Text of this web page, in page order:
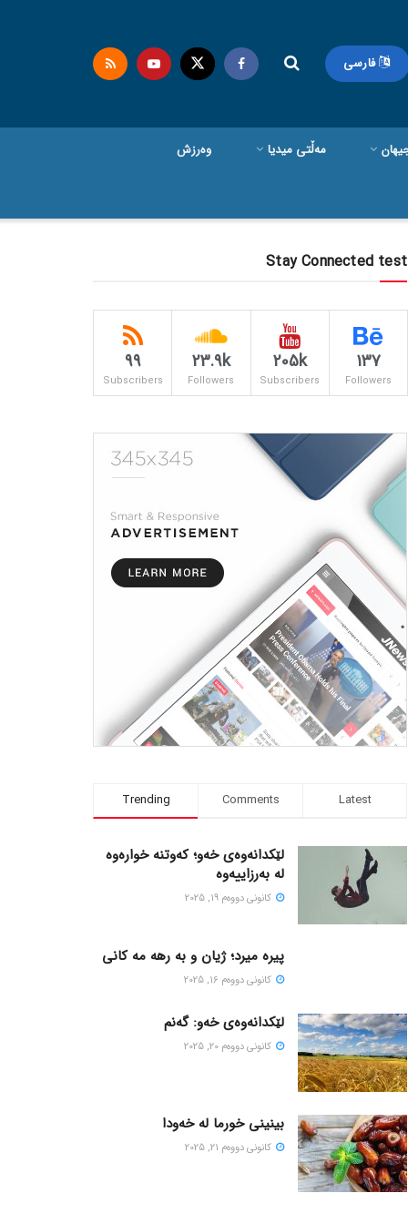
فارسی
مەڵتی میدیا وەرزش
Stay Connected test
137
Followers
205k
Subscribers
23.9k
Followers
99
Subscribers
Trending Comments Latest
لێکدانەوەی خەو؛ کەوتنە خوارەوە
لە بەرزاییەوە
كانونی دووه‌م 19, 2025
پیره میرد؛ ژیان و به رهه مه کانی
كانونی دووه‌م 16, 2025
لێکدانەوەی خەو: گەنم
كانونی دووه‌م 20, 2025
بینینی خورما لە خەودا
كانونی دووه‌م 21, 2025